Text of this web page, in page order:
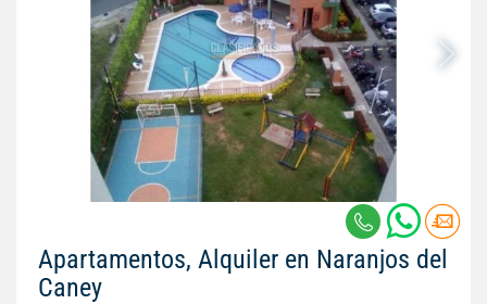
Apartamentos, Alquiler en Naranjos del
Caney